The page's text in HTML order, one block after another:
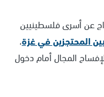
عن أسرى فلسطينيين
المحتجزين في غزة،
المجال أمام دخول